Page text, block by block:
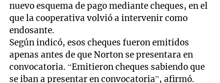
nuevo esquema de pago mediante cheques, en el
que la cooperativa volvió a intervenir como
endosante.
Según indicó, esos cheques fueron emitidos
apenas antes de que Norton se presentara en
convocatoria. “Emitieron cheques sabiendo que
se iban a presentar en convocatoria”, afirmó.